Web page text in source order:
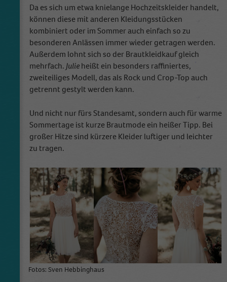
Da es sich um etwa knielange Hochzeitskleider handelt,
können diese mit anderen Kleidungsstücken
kombiniert oder im Sommer auch einfach so zu
besonderen Anlässen immer wieder getragen werden.
Außerdem lohnt sich so der Brautkleidkauf gleich
mehrfach. Julieheißt ein besonders raffiniertes,
zweiteiliges Modell, das als Rock und Crop-Top auch
getrennt gestylt werden kann.
Und nicht nur fürs Standesamt, sondern auch für warme
Sommertage ist kurze Brautmode ein heißer Tipp. Bei
großer Hitze sind kürzere Kleider luftiger und leichter
zu tragen.
Fotos: Sven Hebbinghaus